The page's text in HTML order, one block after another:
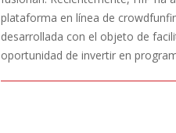
plataforma en línea de
desarrollada con el objeto de
oportunidad de invertir en